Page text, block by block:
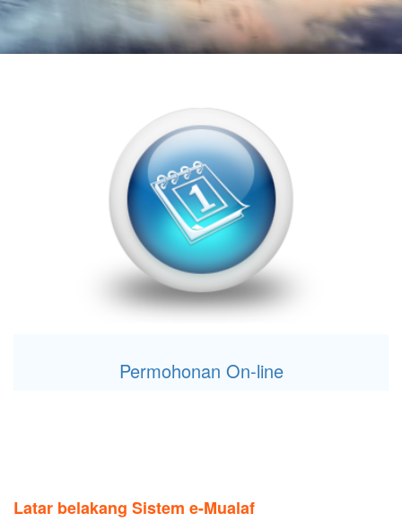
Permohonan On-line
Latar belakang Sistem e-Mualaf